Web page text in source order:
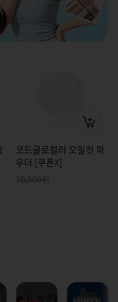
코드글로컬러 오일컷 파
우더 [쿠폰X]
10,000원